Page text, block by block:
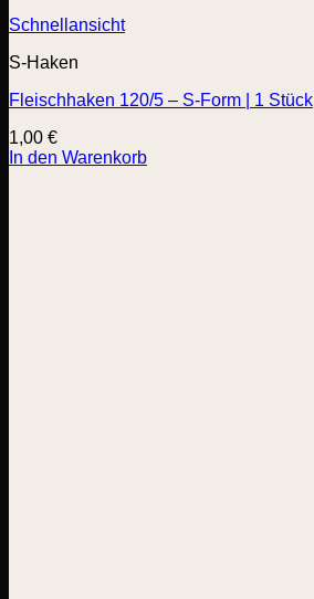
Schnellansicht
S-Haken
Fleischhaken 120/5 – S-Form | 1 Stück
1,00 €
In den Warenkorb